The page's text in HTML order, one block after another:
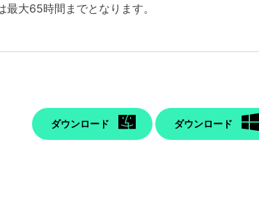
大65時間までとなります。
ダウンロード ダウンロード